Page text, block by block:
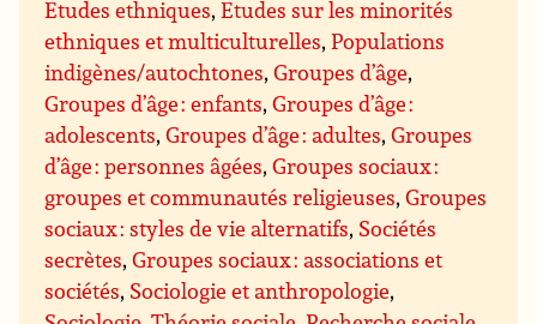
Etudes ethniques,Etudes sur les minorités
ethniques et multiculturelles,Populations
indigènes/autochtones,Groupes d’âge,
Groupes d’âge : enfants,Groupes d’âge :
adolescents,Groupes d’âge : adultes,Groupes
d’âge : personnes âgées,Groupes sociaux :
groupes et communautés religieuses,Groupes
sociaux : styles de vie alternatifs, Sociétés
secrètes,Groupes sociaux : associations et
sociétés, Sociologie et anthropologie,